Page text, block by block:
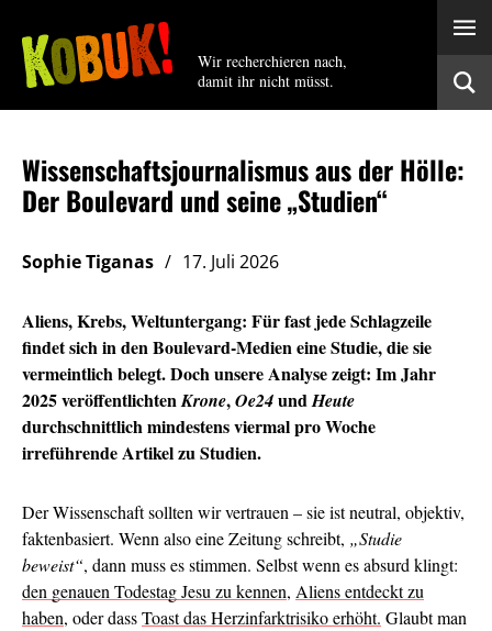
Wir recherchieren nach,
damit ihr nicht müsst.
Wissenschaftsjournalismus aus der Hölle:
Der Boulevard und seine „Studien“
Sophie Tiganas 17. Juli 2026
Aliens, Krebs, Weltuntergang: Für fast jede Schlagzeile
findet sich in den Boulevard-Medien eine Studie, die sie
vermeintlich belegt. Doch unsere Analyse zeigt: Im Jahr
2025 veröffentlichtenKrone,Oe24undHeute
durchschnittlich mindestens viermal pro Woche
irreführende Artikel zu Studien.
Der Wissenschaft sollten wir vertrauen – sie ist neutral, objektiv,
faktenbasiert. Wenn also eine Zeitung schreibt, „Studie
beweist“, dann muss es stimmen. Selbst wenn es absurd klingt:
den genauen Todestag Jesu zu kennen, Aliens entdeckt zu
haben, oder dassToast das Herzinfarktrisiko erhöht. Glaubt man